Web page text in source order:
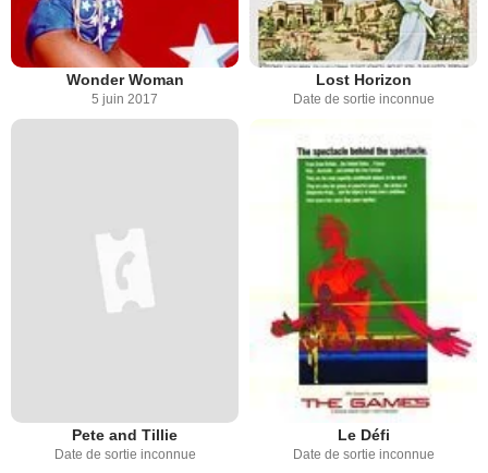
Wonder Woman
5 juin 2017
Lost Horizon
Date de sortie inconnue
Pete and Tillie
Date de sortie inconnue
Le Défi
Date de sortie inconnue